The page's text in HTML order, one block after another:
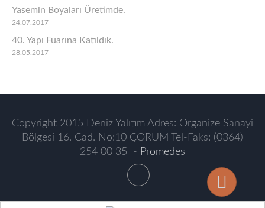
Yasemin Boyaları Üretimde.
24.07.2017
40. Yapı Fuarına Katıldık.
28.05.2017
Copyright 2015 Deniz Yalıtım Adres: Organize Sanayi
Bölgesi 16. Cad. No:10 ÇORUM Tel-Faks: (0364)
254 00 35 - Promedes